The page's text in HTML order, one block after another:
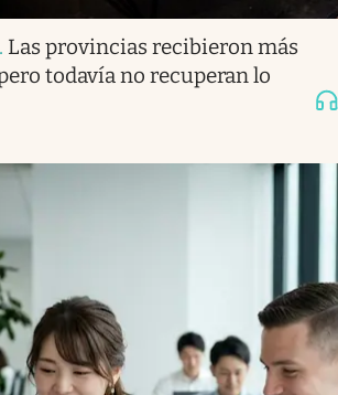
. Las provincias recibieron más
todavía no recuperan lo